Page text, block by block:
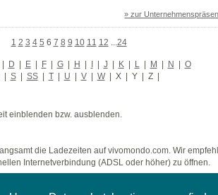
» zur
1 2 3 4 5 6 7 8 9 10 11 12 24
| D | E | F | G | H | I | J | K | L | M | N | O
| S | SS | T | U | V | W | X | Y | Z |
einblenden bzw. ausblenden.
die Ladezeiten auf vivomondo.com. Wir
Internetverbindung (ADSL oder höher) zu öffnen.